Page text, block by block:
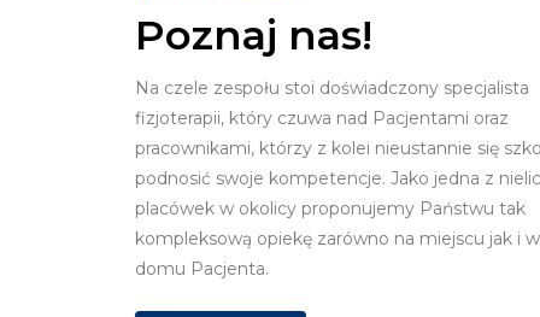
Poznaj nas!
Na czele zespołu stoi doświadczony specjalista
fizjoterapii, który czuwa nad Pacjentami oraz
pracownikami, którzy z kolei nieustannie się
podnosić swoje kompetencje. Jako jedna z
placówek w okolicy proponujemy Państwu tak
kompleksową opiekę zarówno na miejscu jak i w
domu Pacjenta.